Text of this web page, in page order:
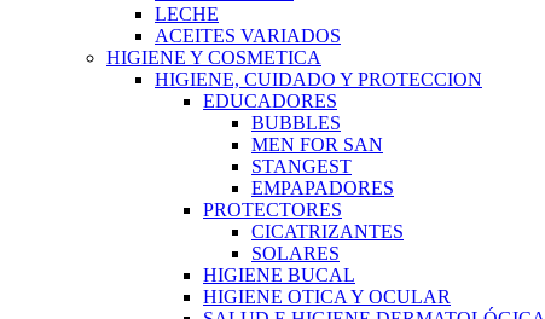
LECHE
ACEITES VARIADOS
HIGIENE Y COSMETICA
HIGIENE, CUIDADO Y PROTECCION
EDUCADORES
BUBBLES
MEN FOR SAN
STANGEST
EMPAPADORES
PROTECTORES
CICATRIZANTES
SOLARES
HIGIENE BUCAL
HIGIENE OTICA Y OCULAR